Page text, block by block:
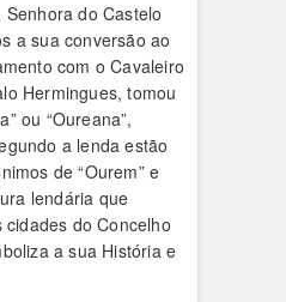
do Castelo
a sua conversão ao
com o Cavaleiro
Hermingues, tomou
ou “Oureana”,
a lenda estão
de “Ourem” e
lendária que
do Concelho
a sua História e